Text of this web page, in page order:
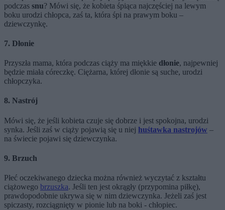
podczas snu? Mówi się, że kobieta śpiąca najczęściej na lewym
boku urodzi chłopca, zaś ta, która śpi na prawym boku –
dziewczynkę.
7. Dłonie
Przyszła mama, która podczas ciąży ma miękkie dłonie, najpewniej
będzie miała córeczkę. Ciężarna, której dłonie są suche, urodzi
chłopczyka.
8. Nastrój
Mówi się, że jeśli kobieta czuje się dobrze i jest spokojna, urodzi
synka. Jeśli zaś w ciąży pojawią się u niej huśtawka nastrojów –
na świecie pojawi się dziewczynka.
9. Brzuch
Płeć oczekiwanego dziecka można również wyczytać z kształtu
ciążowego brzuszka. Jeśli ten jest okrągły (przypomina piłkę),
prawdopodobnie ukrywa się w nim dziewczynka. Jeżeli zaś jest
spiczasty, rozciągnięty w pionie lub na boki - chłopiec.